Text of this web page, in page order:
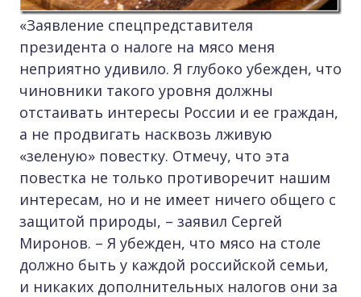
«Заявление спецпредставителя
президента о налоге на мясо меня
неприятно удивило. Я глубоко убежден, что
чиновники такого уровня должны
отстаивать интересы России и ее граждан,
а не продвигать насквозь лживую
«зеленую» повестку. Отмечу, что эта
повестка не только противоречит нашим
интересам, но и не имеет ничего общего с
защитой природы, – заявил Сергей
Миронов. – Я убежден, что мясо на столе
должно быть у каждой российской семьи,
и никаких дополнительных налогов они за